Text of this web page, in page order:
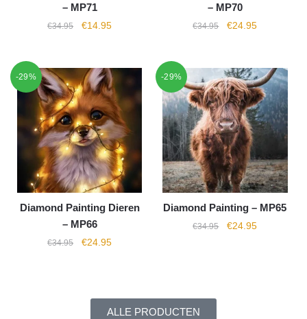
– MP71
€34.95 €14.95
– MP70
€34.95 €24.95
-29%
Diamond Painting Dieren
– MP66
€34.95 €24.95
-29%
Diamond Painting – MP65
€34.95 €24.95
ALLE PRODUCTEN